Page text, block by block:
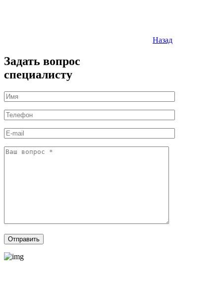
Назад
Задать вопрос
специалисту